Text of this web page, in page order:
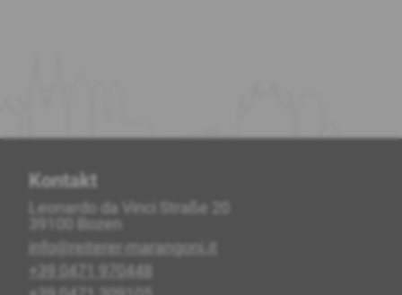
Kontakt
Leonardo da Vinci Straße 20
39100 Bozen
info@reiterer-marangoni.it
+39 0471 970448